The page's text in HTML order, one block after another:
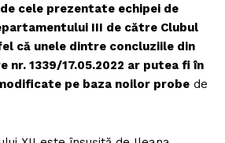
cele prezentate echipei de
III de către Clubul
că unele dintre concluziile din
nr. 1339/17.05.2022 ar putea fi în
pe baza noilor probe de